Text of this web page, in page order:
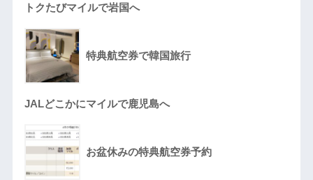
トクたびマイルで岩国へ
特典航空券で韓国旅行
JALどこかにマイルで鹿児島へ
お盆休みの特典航空券予約